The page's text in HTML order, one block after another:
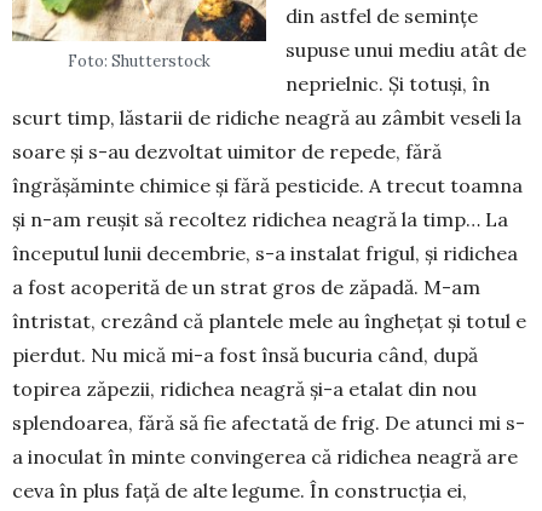
Foto: Shutterstock
din astfel de semințe
supuse unui mediu atât de
neprielnic. Și totuși, în
scurt timp, lăstarii de ridiche neagră au zâmbit veseli la
soare și s-au dezvoltat uimitor de repede, fără
îngrășăminte chimice și fără pesticide. A trecut toamna
și n-am reușit să recoltez ridichea neagră la timp… La
începutul lunii decembrie, s-a instalat fri­gul, și ridichea
a fost aco­perită de un strat gros de zăpadă. M-am
întris­tat, cre­zând că plantele mele au în­ghețat și totul e
pierdut. Nu mică mi-a fost însă bucu­ria când, după
topirea zăpe­zii, ridichea neagră și-a etalat din nou
splendoarea, fără să fie afectată de frig. De a­tunci mi s-
a inoculat în min­te con­vingerea că ridichea neagră are
ceva în plus față de alte legume. În construc­ția ei,